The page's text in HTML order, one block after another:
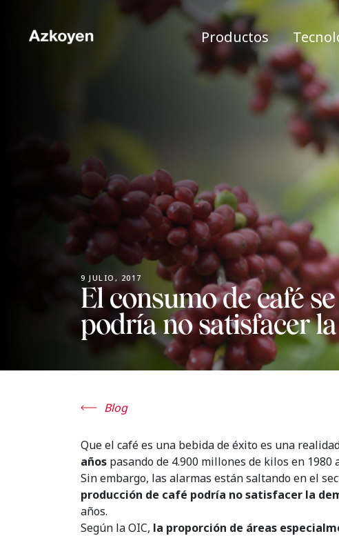
Productos
9 JULIO, 2017
El consumo de café
podría no satisfacer
Blog
Que el café es una bebida de éxito es una
años pasando de 4.900 millones de kilos en 1980
Sin embargo, las alarmas están saltando en el
producción de café podría no satisfacer la
años.
Según la OIC, la proporción de áreas